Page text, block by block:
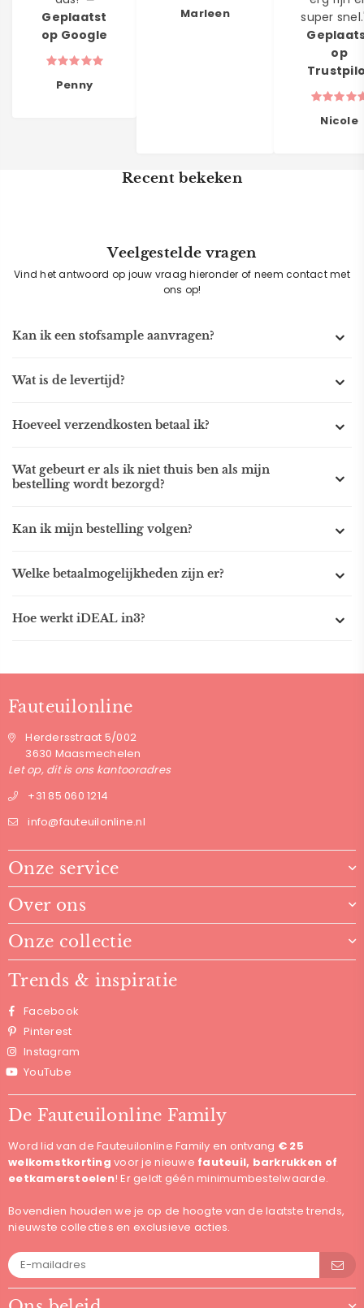
Geplaatst
op Google
Penny
Marleen
super
op
Nicole
Recent bekeken
Veelgestelde vragen
Vind het antwoord op jouw vraag hieronder of neem contact met
ons op!
Kan ik een stofsample aanvragen?
Wat is de levertijd?
Hoeveel verzendkosten betaal ik?
Wat gebeurt er als ik niet thuis ben als mijn
bestelling wordt bezorgd?
Kan ik mijn bestelling volgen?
Welke betaalmogelijkheden zijn er?
Hoe werkt iDEAL in3?
Fauteuilonline
Herdersstraat 5/002
3630 Maasmechelen
Let op, dit is ons kantooradres
+31 85 060 1214
info@fauteuilonline.nl
Onze service
Over ons
Onze collectie
Trends & inspiratie
Facebook
Pinterest
Instagram
YouTube
De Fauteuilonline Family
Word lid van de Fauteuilonline Family en ontvang € 25
welkomstkortingvoor je nieuwe fauteuil, barkrukken of
eetkamerstoelen! Er geldt géén minimumbestelwaarde.
Bovendien houden we je op de hoogte van de laatste trends,
nieuwste collecties en exclusieve acties.